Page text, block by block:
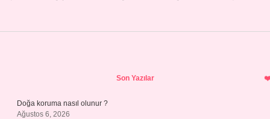
Son Yazılar
Doğa koruma nasıl olunur ?
Ağustos 6, 2026